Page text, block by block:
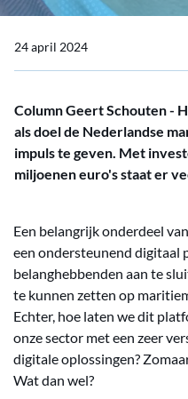
24 april 2024
Column Geert Schouten -
als doel de Nederlandse
impuls te geven. Met
miljoenen euro's staat er
Een belangrijk onderdeel
een ondersteunend digitaal
belanghebbenden aan te
te kunnen zetten op
Echter, hoe laten we dit
onze sector met een zeer
digitale oplossingen?
Wat dan wel?